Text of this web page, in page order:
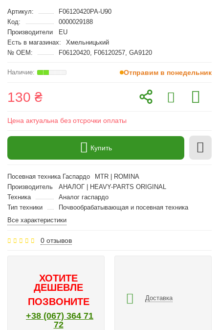
Артикул:
F06120420PA-U90
Код:
0000029188
Производители
EU
Есть в магазинах:
Хмельницький
№ OEM:
F06120420, F06120257, GA9120
Отправим в понедельник
130 ₴
Цена актуальна без отсрочки оплаты
Купить
Посевная техника Гаспардо
MTR | ROMINA
Производитель
АНАЛОГ | HEAVY-PARTS ORIGINAL
Техника
Аналог гаспардо
Тип техники
Почвообрабатывающая и посевная техника
Все характеристики
0 отзывов
ХОТИТЕ
ДЕШЕВЛЕ
ПОЗВОНИТЕ
+38 (067) 364 71
72
Доставка